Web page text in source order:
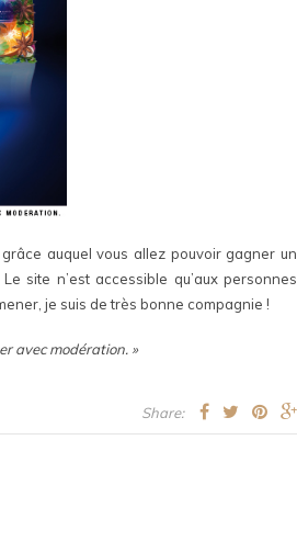
auquel vous allez pouvoir gagner un
. Le site n’est accessible qu’aux personnes
je suis de très bonne compagnie !
avec modération. »
Share: